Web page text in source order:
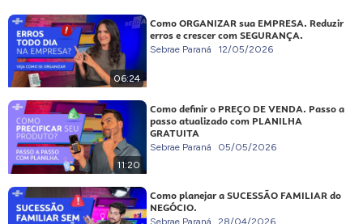
06:24
Como ORGANIZAR sua EMPRESA. Reduzir
erros e crescer com SEGURANÇA.
Sebrae Paraná 12/05/2026
11:20
Como definir o PREÇO DE VENDA. Passo a
passo atualizado com PLANILHA
GRATUITA
Sebrae Paraná 05/05/2026
Como planejar a SUCESSÃO FAMILIAR do
NEGÓCIO.
Sebrae Paraná 28/04/2026